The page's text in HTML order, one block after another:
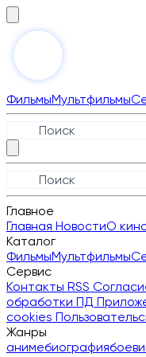
ФильмыМультфильмы
Главное
Главная НовостиО
Каталог
ФильмыМультфильмы
Сервис
Контакты RSS
обработки ПД
cookies
Жанры
анимебиография